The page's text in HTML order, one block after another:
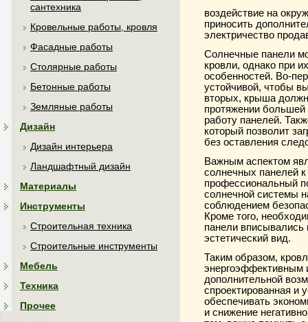
сантехника
Кровельные работы, кровля
Фасадные работы
Столярные работы
Бетонные работы
Земляные работы
Дизайн
Дизайн интерьера
Ландшафтный дизайн
Материалы
Инструменты
Строительная техника
Строительные инструменты
Мебель
Техника
Прочее
воздействие на
приносить
электричество
Солнечные панели
кровли, однако при
особенностей. Во-
устойчивой, чтобы
вторых, крыша
протяжении
работу панелей.
который позволит
без оставления
Важным аспектом
солнечных панелей к
профессиональный
солнечной системы
соблюдением
Кроме того,
панели вписывались
эстетический вид.
Таким образом,
энергоэффективным
дополнительной
спроектированная и
обеспечивать
и снижение